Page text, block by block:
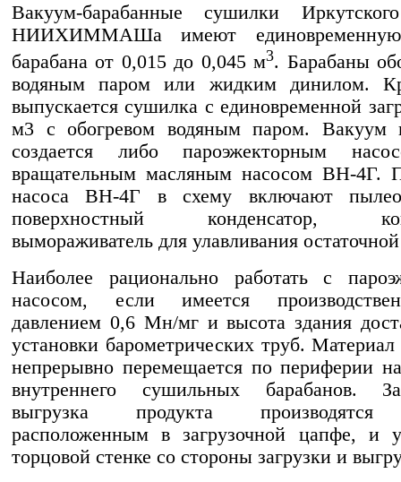
Вакуум-барабанные сушилки
НИИХИММАШа имеют единовременную
барабана от 0,015 до 0,045 м3. Барабаны
водяным паром или жидким динилом.
выпускается сушилка с единовременной
м3 с обогревом водяным паром. Вакуум
создается либо пароэжекторным
вращательным масляным насосом ВН-4Г.
насоса ВН-4Г в схему включают
поверхностный конденсатор,
вымораживатель для улавливания
Наиболее рационально работать с
насосом, если имеется
давлением 0,6 Мн/мг и высота здания
установки барометрических труб.
непрерывно перемещается по периферии
внутреннего сушильных барабанов.
выгрузка продукта
расположенным в загрузочной цапфе, и
торцовой стенке со стороны загрузки и